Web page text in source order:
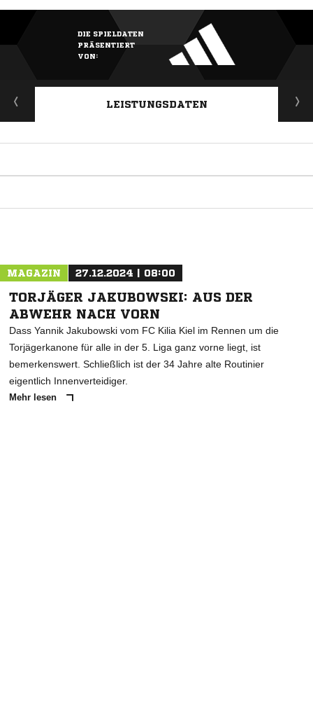
DIE SPIELDATEN
PRÄSENTIERT
VON:
LEISTUNGSDATEN
MAGAZIN 27.12.2024 | 08:00
TORJÄGER JAKUBOWSKI: AUS DER
ABWEHR NACH VORN
Dass Yannik Jakubowski vom FC Kilia Kiel im Rennen um die
Torjägerkanone für alle in der 5. Liga ganz vorne liegt, ist
bemerkenswert. Schließlich ist der 34 Jahre alte Routinier
eigentlich Innenverteidiger.
Mehr lesen